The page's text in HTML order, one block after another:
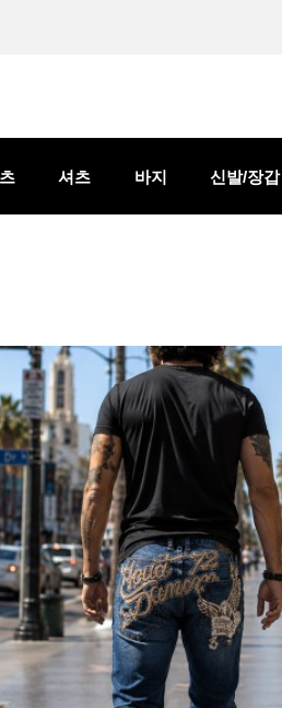
셔츠 바지 신발/장갑